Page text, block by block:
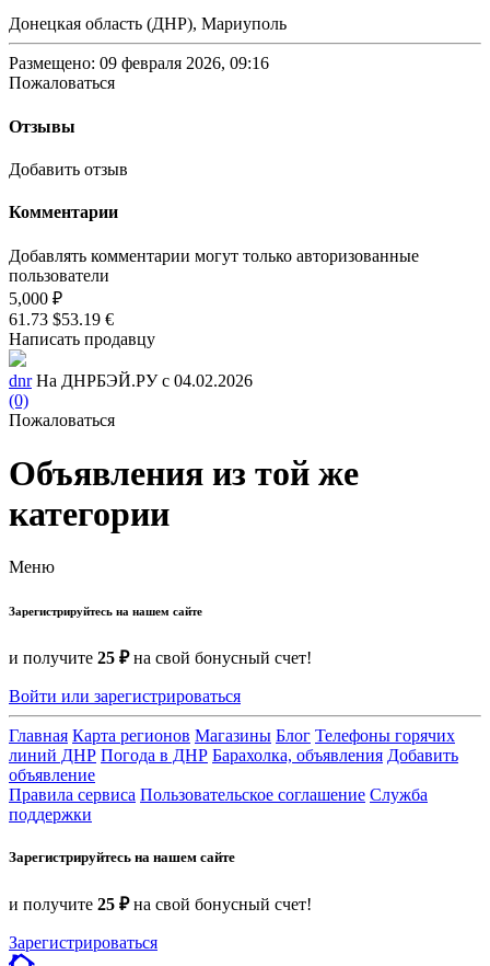
Донецкая область (ДНР), Мариуполь
Размещено: 09 февраля 2026, 09:16
Пожаловаться
Отзывы
Добавить отзыв
Комментарии
Добавлять комментарии могут только авторизованные
пользователи
5,000 ₽
61.73 $53.19 €
Написать продавцу
dnr На ДНРБЭЙ.РУ с 04.02.2026
(0)
Пожаловаться
Объявления из той же
категории
Меню
Зарегистрируйтесь на нашем сайте
и получите 25 ₽на свой бонусный счет!
Войти или зарегистрироваться
Главная Карта регионов Магазины Блог Телефоны горячих
линий ДНР Погода в ДНР Барахолка, объявления Добавить
объявление
Правила сервиса Пользовательское соглашение Служба
поддержки
Зарегистрируйтесь на нашем сайте
и получите 25 ₽на свой бонусный счет!
Зарегистрироваться